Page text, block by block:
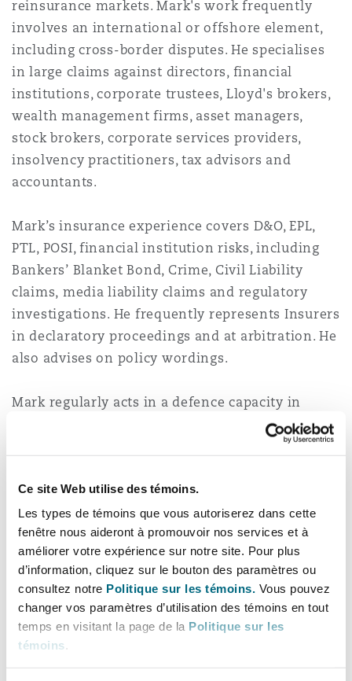
Ce site Web utilise des témoins.
Les types de témoins que vous autoriserez dans cette
fenêtre nous aideront à promouvoir nos services et à
améliorer votre expérience sur notre site. Pour plus
d’information, cliquez sur le bouton des paramètres ou
consultez notre Politique sur les témoins. Vous pouvez
changer vos paramètres d’utilisation des témoins en tout
temps en visitant la page de la Politique sur les
témoins.
Entretien, réparation et
Droit aérien commercial
Droit réglementaire
Satellites et espace
Couverture d’assurance
Droit maritime
Responsabilité du fabricant
produits
Assurance biens
Réassurance
Jersey
County
Francisco
(D. C.)
The St Botolph Building
Bulletins
reinsurance markets. Mark's work frequently
involves an international or offshore element,
including cross-border disputes. He specialises
in large claims against directors, financial
institutions, corporate trustees, Lloyd's brokers,
wealth management firms, asset managers,
stock brokers, corporate services providers,
insolvency practitioners, tax advisors and
accountants.
Mark’s insurance experience covers D&O, EPL,
PTL, POSI, financial institution risks, including
Bankers’ Blanket Bond, Crime, Civil Liability
claims, media liability claims and regulatory
investigations. He frequently represents Insurers
in declaratory proceedings and at arbitration. He
also advises on policy wordings.
Mark regularly acts in a defence capacity in
respect of complex claims against financial
professionals, many of which have been credit
disputes arising from unregulated collective
investment schemes, which has engaged
numerous aspects of the FSMA regulatory
regime, as well as consequential FCA
disciplinary investigations. Mark’s experience
includes advising on all of the major product
mis-selling issues experienced by the retail
financial services industry.